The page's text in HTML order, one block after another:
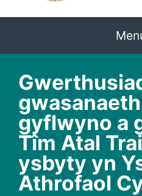
gyflwyno a
Tîm Atal
ysbyty yn
Athrofaol